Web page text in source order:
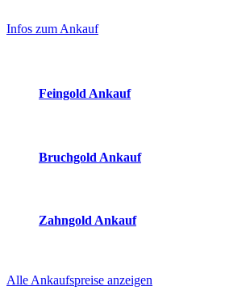
Sidebar
Infos zum Ankauf
Feingold Ankauf
Bruchgold Ankauf
Zahngold Ankauf
Alle Ankaufspreise anzeigen